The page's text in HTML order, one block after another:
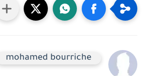
mohamed bourriche